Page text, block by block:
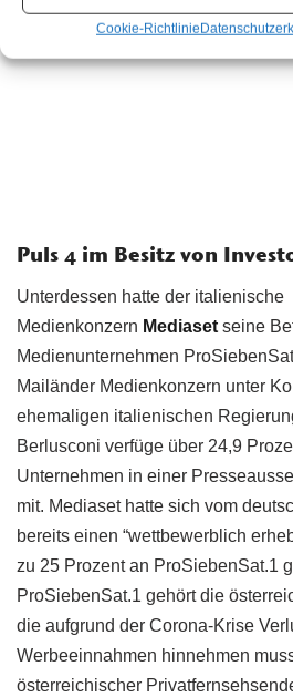
Cookie-Richtlinie
Puls 4 im Besitz von
Unterdessen hatte der italienische
Medienkonzern Mediaset seine
Medienunternehmen
Mailänder Medienkonzern unter
ehemaligen italienischen
Berlusconi verfüge über 24,9
Unternehmen in einer
mit. Mediaset hatte sich vom
bereits einen “wettbewerblich
zu 25 Prozent an ProSiebenSat.1
ProSiebenSat.1 gehört die
die aufgrund der Corona-Krise
Werbeeinnahmen hinnehmen
österreichischer